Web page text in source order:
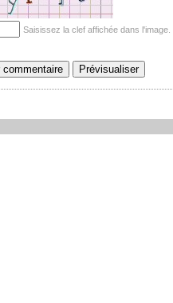
Saisissez la clef affichée dans